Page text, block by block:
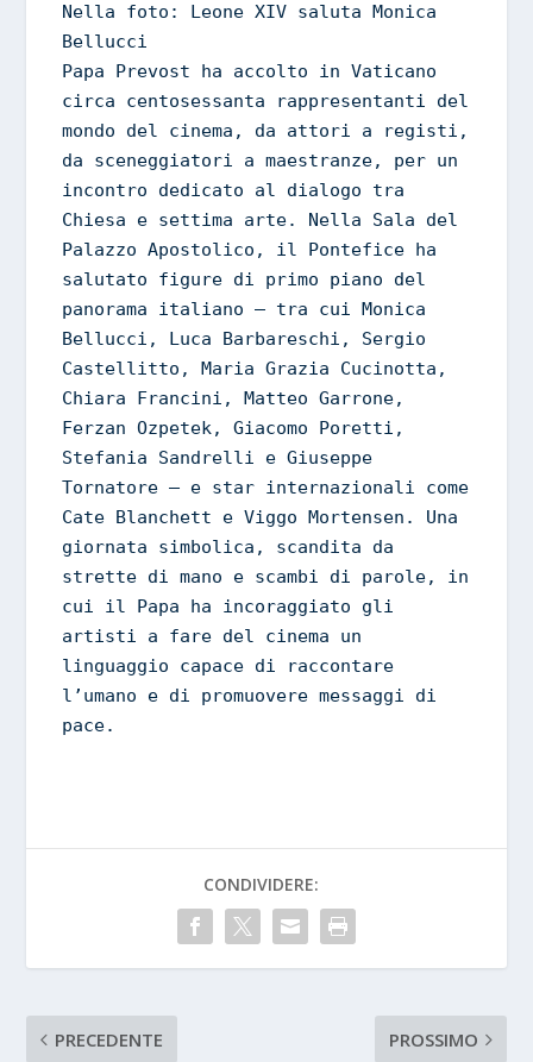
Nella foto: Leone XIV saluta Monica
Bellucci
Papa Prevost ha accolto in Vaticano
circa centosessanta rappresentanti del
mondo del cinema, da attori a registi,
da sceneggiatori a maestranze, per un
incontro dedicato al dialogo tra
Chiesa e settima arte. Nella Sala del
Palazzo Apostolico, il Pontefice ha
salutato figure di primo piano del
panorama italiano – tra cui Monica
Bellucci, Luca Barbareschi, Sergio
Castellitto, Maria Grazia Cucinotta,
Chiara Francini, Matteo Garrone,
Ferzan Ozpetek, Giacomo Poretti,
Stefania Sandrelli e Giuseppe
Tornatore – e star internazionali come
Cate Blanchett e Viggo Mortensen. Una
giornata simbolica, scandita da
strette di mano e scambi di parole, in
cui il Papa ha incoraggiato gli
artisti a fare del cinema un
linguaggio capace di raccontare
l’umano e di promuovere messaggi di
pace.
CONDIVIDERE:
PRECEDENTE PROSSIMO